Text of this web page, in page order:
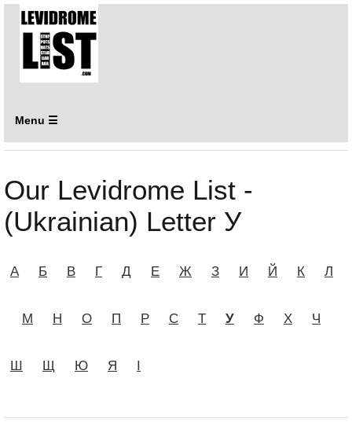
Menu ☰
Our Levidrome List -
(Ukrainian) Letter У
А Б В Г Д Е Ж З И Й К Л
М Н О П Р С Т У Ф Х Ч
Ш Щ Ю Я І